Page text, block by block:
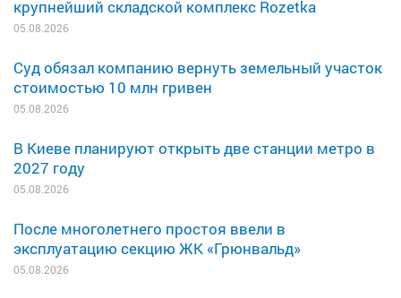
крупнейший складской комплекс Rozetka
05.08.2026
Суд обязал компанию вернуть земельный участок
стоимостью 10 млн гривен
05.08.2026
В Киеве планируют открыть две станции метро в
2027 году
05.08.2026
После многолетнего простоя ввели в
эксплуатацию секцию ЖК «Грюнвальд»
05.08.2026